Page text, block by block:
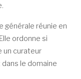
générale réunie en
ordonne si
un curateur
le domaine